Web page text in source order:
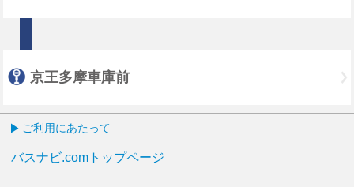
京王多摩車庫前
ご利用にあたって
バスナビ.comトップページ